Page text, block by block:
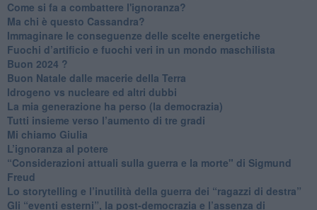
Come si fa a combattere l'ignoranza?
Ma chi è questo Cassandra?
Immaginare le conseguenze delle scelte energetiche
​Fuochi d’artificio e fuochi veri in un mondo maschilista
Buon 2024 ?
​Buon Natale dalle macerie della Terra
​Idrogeno vs nucleare ed altri dubbi
​La mia generazione ha perso (la democrazia)
​Tutti insieme verso l’aumento di tre gradi
Mi chiamo Giulia
L’ignoranza al potere
​“Considerazioni attuali sulla guerra e la morte" di Sigmund
Freud
​Lo storytelling e l’inutilità della guerra dei “ragazzi di destra”
​Gli “eventi esterni”, la post-democrazia e l’assenza di